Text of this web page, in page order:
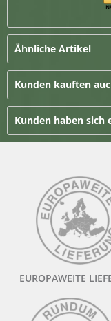
Ähnliche Artikel
Kunden kauften
Kunden haben sich
EUROPAWEITE